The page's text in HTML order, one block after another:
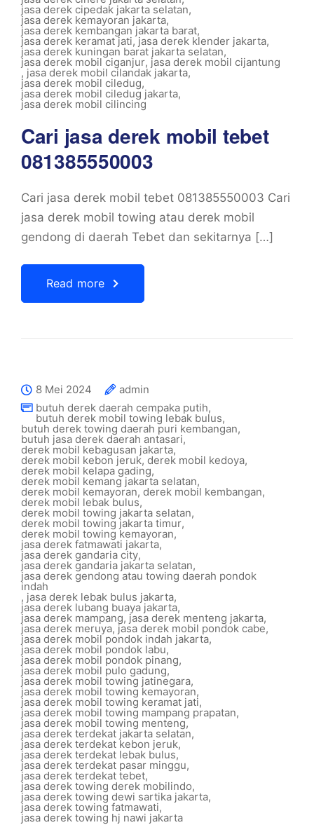
jasa derek cipedak jakarta selatan,
jasa derek kemayoran jakarta,
jasa derek kembangan jakarta barat,
jasa derek keramat jati,jasa derek klender jakarta,
jasa derek kuningan barat jakarta selatan,
jasa derek mobil ciganjur, jasa derek mobil cijantung
, jasa derek mobil cilandak jakarta,
jasa derek mobil ciledug,
jasa derek mobil ciledug jakarta,
jasa derek mobil cilincing
Cari jasa derek mobil tebet
081385550003
Cari jasa derek mobil tebet 081385550003 Cari
jasa derek mobil towing atau derek mobil
gendong di daerah Tebet dan sekitarnya […]
Read more
8 Mei 2024
admin
butuh derek daerah cempaka putih,
butuh derek mobil towing lebak bulus,
butuh derek towing daerah puri kembangan,
butuh jasa derek daerah antasari,
derek mobil kebagusan jakarta,
derek mobil kebon jeruk, derek mobil kedoya,
derek mobil kelapa gading,
derek mobil kemang jakarta selatan,
derek mobil kemayoran, derek mobil kembangan,
derek mobil lebak bulus,
derek mobil towing jakarta selatan,
derek mobil towing jakarta timur,
derek mobil towing kemayoran,
jasa derek fatmawati jakarta,
jasa derek gandaria city,
jasa derek gandaria jakarta selatan,
jasa derek gendong atau towing daerah pondok
indah
, jasa derek lebak bulus jakarta,
jasa derek lubang buaya jakarta,
jasa derek mampang, jasa derek menteng jakarta,
jasa derek meruya, jasa derek mobil pondok cabe,
jasa derek mobil pondok indah jakarta,
jasa derek mobil pondok labu,
jasa derek mobil pondok pinang,
jasa derek mobil pulo gadung,
jasa derek mobil towing jatinegara,
jasa derek mobil towing kemayoran,
jasa derek mobil towing keramat jati,
jasa derek mobil towing mampang prapatan,
jasa derek mobil towing menteng,
jasa derek terdekat jakarta selatan,
jasa derek terdekat kebon jeruk,
jasa derek terdekat lebak bulus,
jasa derek terdekat pasar minggu,
jasa derek terdekat tebet,
jasa derek towing derek mobilindo,
jasa derek towing dewi sartika jakarta,
jasa derek towing fatmawati,
jasa derek towing hj nawi jakarta